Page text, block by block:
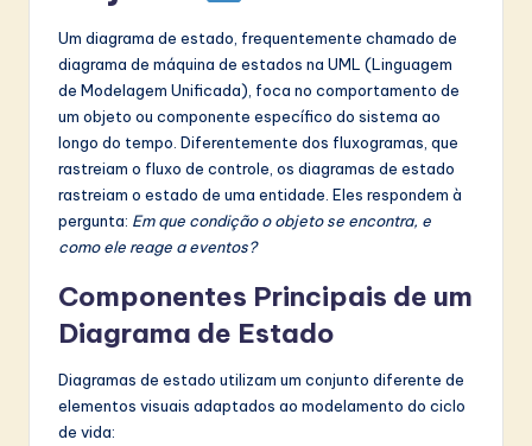
Um diagrama de estado, frequentemente chamado de
diagrama de máquina de estados na UML (Linguagem
de Modelagem Unificada), foca no comportamento de
um objeto ou componente específico do sistema ao
longo do tempo. Diferentemente dos fluxogramas, que
rastreiam o fluxo de controle, os diagramas de estado
rastreiam o estado de uma entidade. Eles respondem à
pergunta: Em que condição o objeto se encontra, e
como ele reage a eventos?
Componentes Principais de um
Diagrama de Estado
Diagramas de estado utilizam um conjunto diferente de
elementos visuais adaptados ao modelamento do ciclo
de vida: